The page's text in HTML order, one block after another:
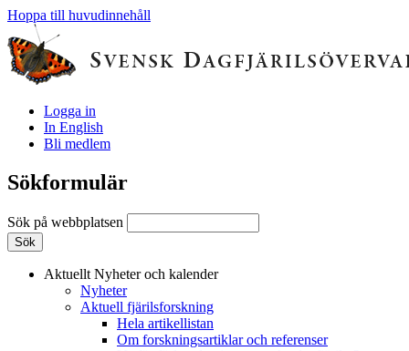
Hoppa till huvudinnehåll
Logga in
In English
Bli medlem
Sökformulär
Sök på webbplatsen
Aktuellt Nyheter och kalender
Nyheter
Aktuell fjärilsforskning
Hela artikellistan
Om forskningsartiklar och referenser